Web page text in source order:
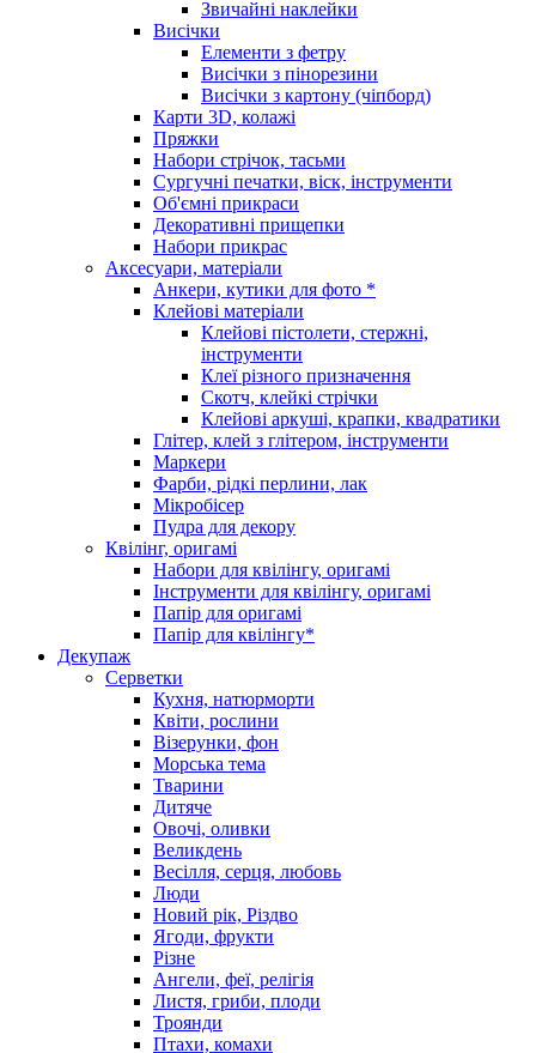
Звичайні наклейки
Висічки
Елементи з фетру
Висічки з пінорезини
Висічки з картону (чіпборд)
Карти 3D, колажі
Пряжки
Набори стрічок, тасьми
Сургучні печатки, віск, інструменти
Об'ємні прикраси
Декоративні прищепки
Набори прикрас
Аксесуари, матеріали
Анкери, кутики для фото *
Клейові матеріали
Клейові пістолети, стержні,
інструменти
Клеї різного призначення
Скотч, клейкі стрічки
Клейові аркуші, крапки, квадратики
Глітер, клей з глітером, інструменти
Маркери
Фарби, рідкі перлини, лак
Мікробісер
Пудра для декору
Квілінг, оригамі
Набори для квілінгу, оригамі
Інструменти для квілінгу, оригамі
Папір для оригамі
Папір для квілінгу*
Декупаж
Серветки
Кухня, натюрморти
Квіти, рослини
Візерунки, фон
Морська тема
Тварини
Дитяче
Овочі, оливки
Великдень
Весілля, серця, любовь
Люди
Новий рік, Різдво
Ягоди, фрукти
Різне
Ангели, феї, релігія
Листя, гриби, плоди
Троянди
Птахи, комахи